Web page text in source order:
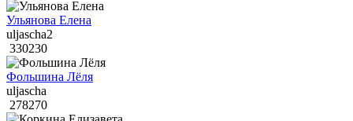
Ульянова Елена
uljascha2
330230
Фольшина Лёля
uljascha
278270